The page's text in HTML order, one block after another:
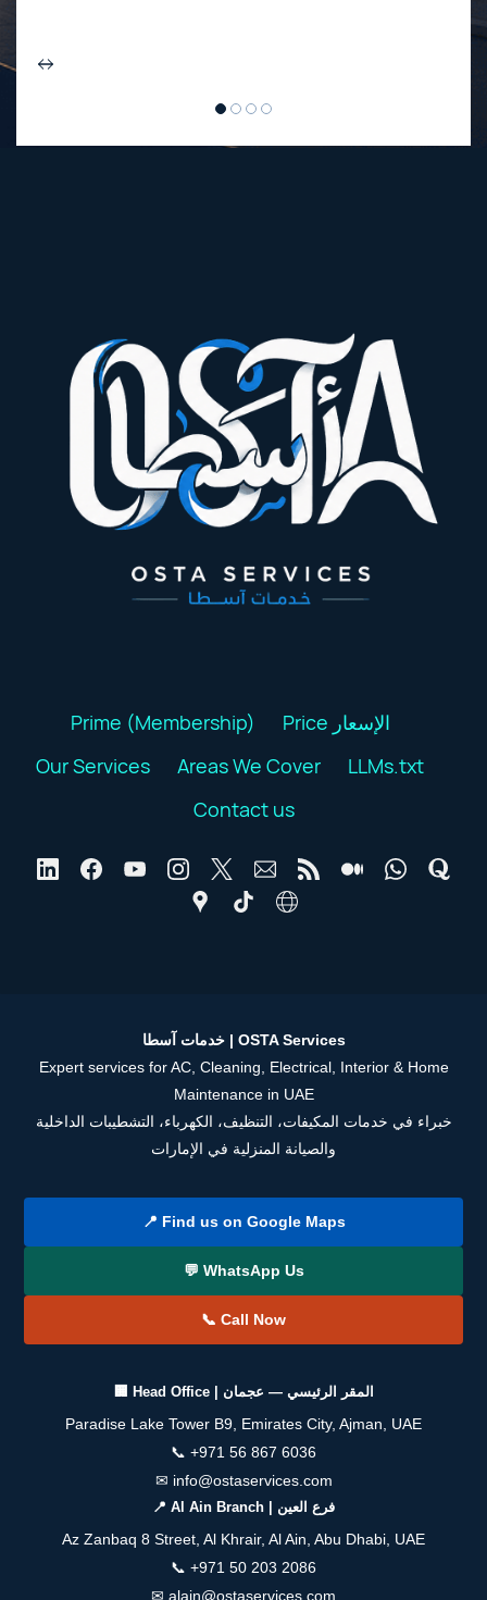
Prime (Membership)
Price الإسعار
Our Services
Areas We Cover
LLMs.txt
Contact us
خدمات آسطا | OSTA Services
Expert services for AC, Cleaning, Electrical, Interior & Home
Maintenance in UAE
خبراء في خدمات المكيفات، التنظيف، الكهرباء، التشطيبات الداخلية
والصيانة المنزلية في الإمارات
📍 Find us on Google Maps
💬 WhatsApp Us
📞 Call Now
🏢 Head Office | المقر الرئيسي — عجمان
Paradise Lake Tower B9, Emirates City, Ajman, UAE
📞 +971 56 867 6036
✉ info@ostaservices.com
📍 Al Ain Branch | فرع العين
Az Zanbaq 8 Street, Al Khrair, Al Ain, Abu Dhabi, UAE
📞 +971 50 203 2086
✉ alain@ostaservices.com